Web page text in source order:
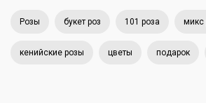
Розы букет роз 101 роза микс
кенийские розы цветы подарок